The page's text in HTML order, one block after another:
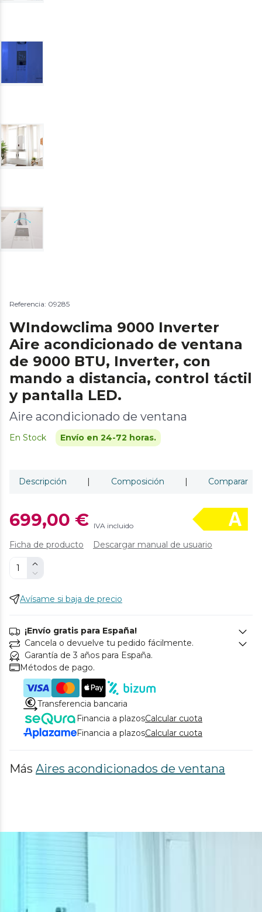
Referencia: 09285
WIndowclima 9000 Inverter
Aire acondicionado de ventana
de 9000 BTU, Inverter, con
mando a distancia, control táctil
y pantalla LED.
Aire acondicionado de ventana
En Stock Envío en 24-72 horas.
Descripción | Composición | Comparar
699,00 € IVA incluido
Ficha de producto Descargar manual de usuario
Avísame si baja de precio
¡Envío gratis para España!
Cancela o devuelve tu pedido fácilmente.
Garantía de 3 años para España.
Métodos de pago.
Transferencia bancaria
Financia a plazosCalcular cuota
Financia a plazosCalcular cuota
Más Aires acondicionados de ventana